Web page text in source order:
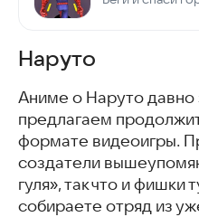
Наруто
Аниме о Наруто давно
предлагаем
формате видеоигры.
создатели
гуля», так что и фишки
собираете отряд из